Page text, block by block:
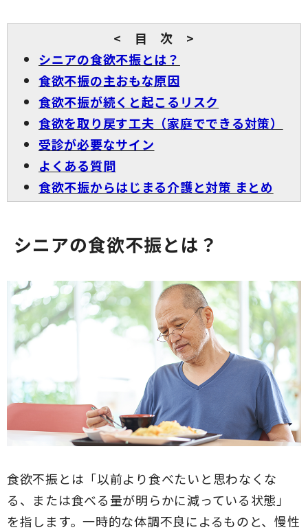
< 目 次 >
シニアの食欲不振とは？
食欲不振の主おもな原因
食欲不振が続くと起こるリスク
食欲を取り戻す工夫（家庭でできる対策）
受診が必要なサイン
よくある質問
食欲不振からはじまる介護と対策 まとめ
シニアの食欲不振とは？
食欲不振とは「以前より食べたいと思わなくな
る、または食べる量が明らかに減っている状態」
を指します。一時的な体調不良によるものと、慢性